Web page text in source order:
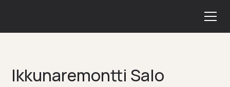
Ikkunaremontti Salo